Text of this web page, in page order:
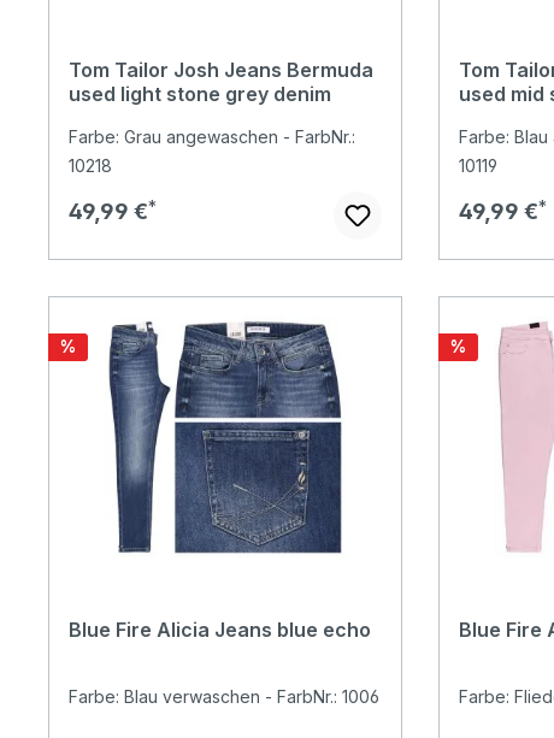
Tom Tailor Josh Jeans Bermuda
used light stone grey denim
Farbe: Grau angewaschen - FarbNr.:
10218
Regulärer Preis:
49,99 €
Tom
used mid
Farbe:
10119
Regulärer
49,99 €
Rabatt
%
Blue Fire Alicia Jeans blue echo
Farbe: Blau verwaschen - FarbNr.: 1006
Rabatt
%
Blue Fire
Farbe: